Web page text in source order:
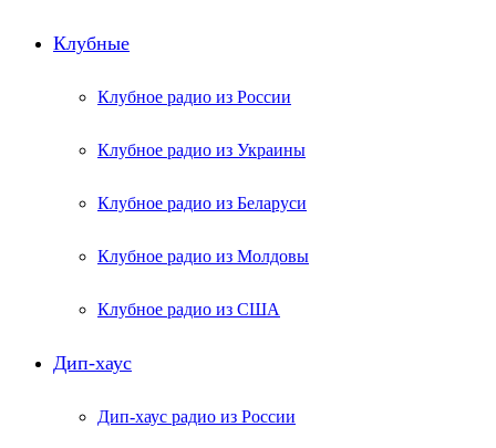
Клубные
Клубное радио из России
Клубное радио из Украины
Клубное радио из Беларуси
Клубное радио из Молдовы
Клубное радио из США
Дип-хаус
Дип-хаус радио из России